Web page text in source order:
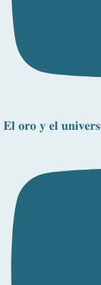
𝐄𝐥 𝐨𝐫𝐨 𝐲 𝐞𝐥